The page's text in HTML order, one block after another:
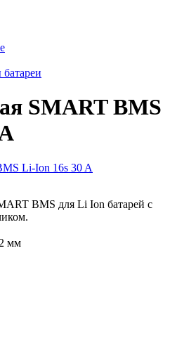
SMART BMS
BMS для Li Ion батарей с
мм